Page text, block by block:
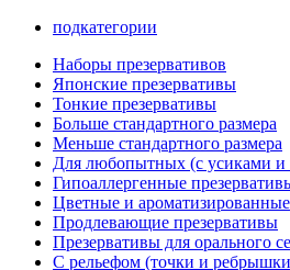
подкатегории
Наборы презервативов
Японские презервативы
Тонкие презервативы
Больше стандартного размера
Меньше стандартного размера
Для любопытных (с усиками
Гипоаллергенные
Цветные и ароматизированные
Продлевающие презервативы
Презервативы для орального
С рельефом (точки и